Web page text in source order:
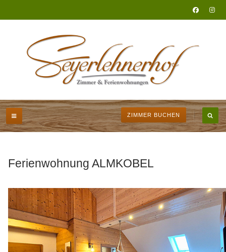
ZIMMER BUCHEN
Ferienwohnung ALMKOBEL